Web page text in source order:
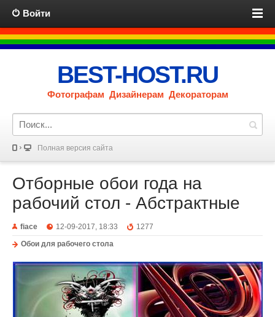
Войти
BEST-HOST.RU
Фотографам Дизайнерам Декораторам
Полная версия сайта
Отборные обои года на
рабочий стол - Абстрактные
fiace 12-09-2017, 18:33
1277
Обои для рабочего стола